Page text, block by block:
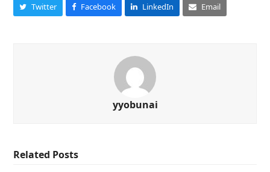
Twitter Facebook LinkedIn Email
yyobunai
Related Posts